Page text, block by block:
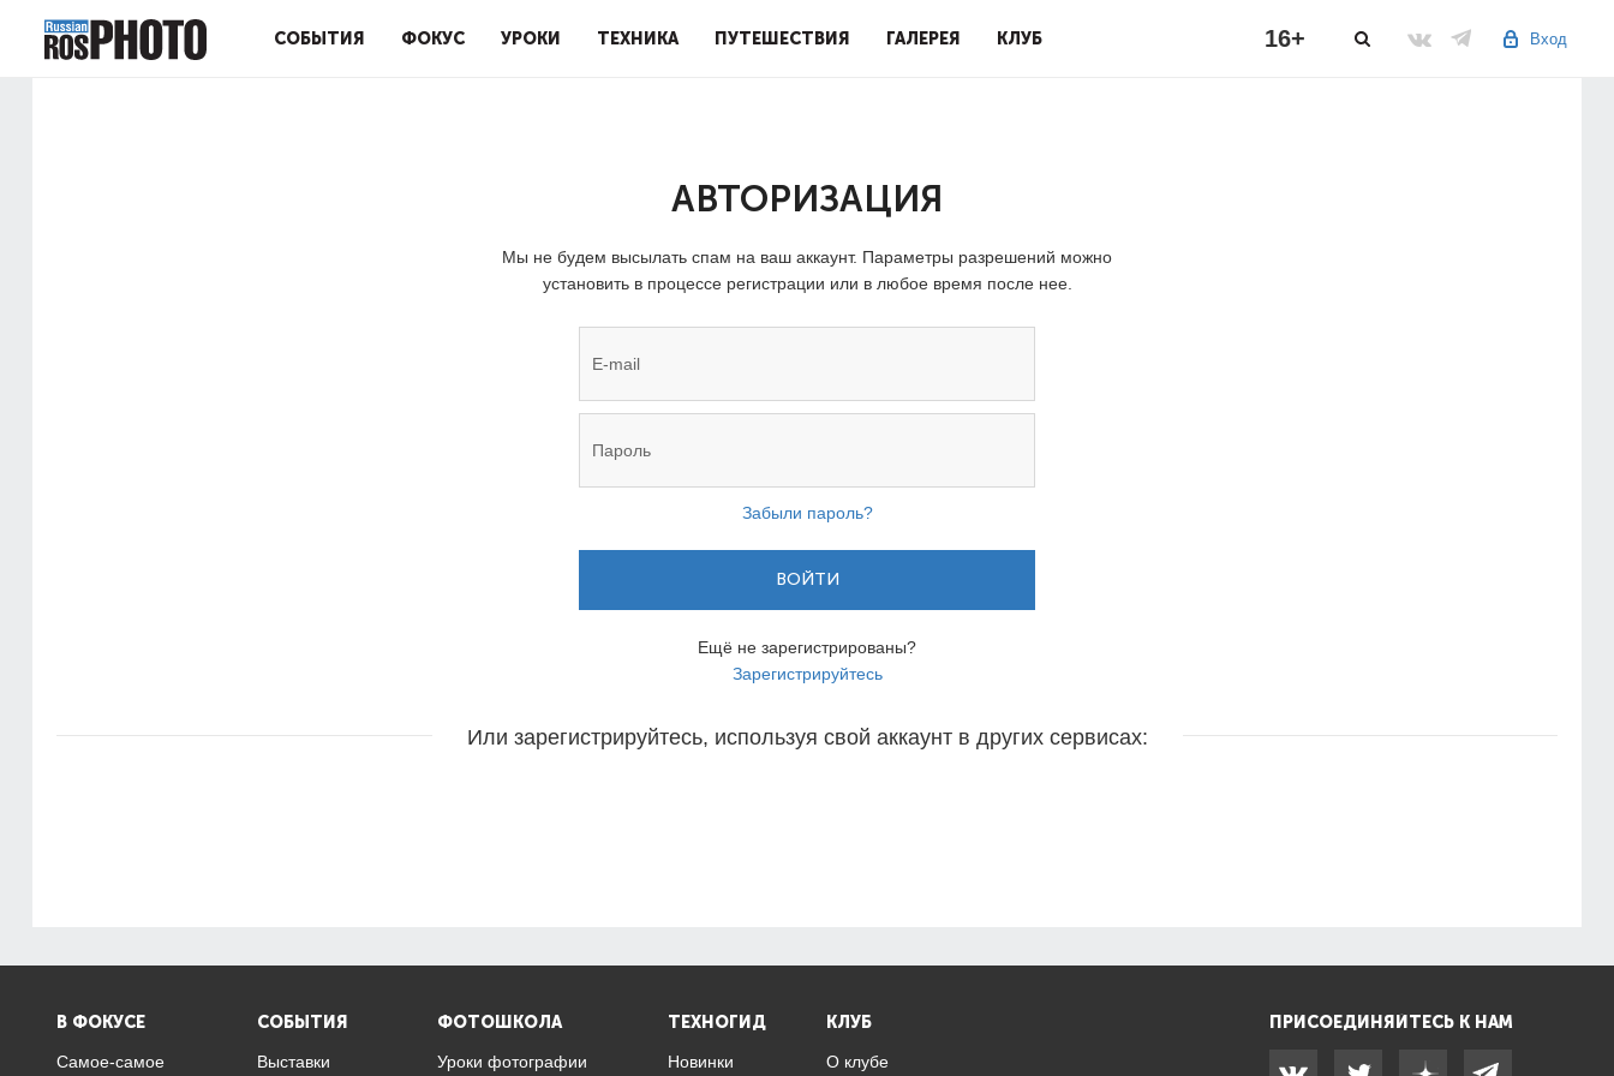
СОБЫТИЯ ФОКУС УРОКИ ТЕХНИКА ПУТЕШЕСТВИЯ ГАЛЕРЕЯ КЛУБ Вход
16+
АВТОРИЗАЦИЯ
Мы не будем высылать спам на ваш аккаунт. Параметры разрешений можно
установить в процессе регистрации или в любое время после нее.
Забыли пароль?
ВОЙТИ
Ещё не зарегистрированы?
Зарегистрируйтесь
Или зарегистрируйтесь, используя свой аккаунт в других сервисах:
В ФОКУСЕ
Самое-самое
СОБЫТИЯ
Выставки
ФОТОШКОЛА
Уроки фотографии
ТЕХНОГИД
Новинки
КЛУБ
О клубе
ПРИСОЕДИНЯЙТЕСЬ К НАМ